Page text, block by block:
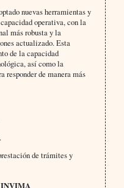
nuevas herramientas y
operativa, con la
más robusta y la
actualizado. Esta
de la capacidad
así como la
responder de manera más
de trámites y
INVIMA